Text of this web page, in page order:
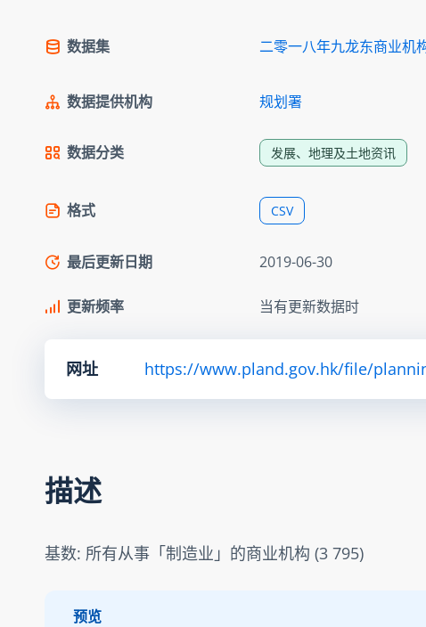
数据集 二零一八年九龙东商业机
数据提供机构 规划署
数据分类 发展、地理及土地资讯
格式 CSV
最后更新日期 2019-06-30
更新频率 当有更新数据时
网址 https://www.pland.gov.hk/file/
描述
基数: 所有从事「制造业」的商业机构 (3 795)
预览